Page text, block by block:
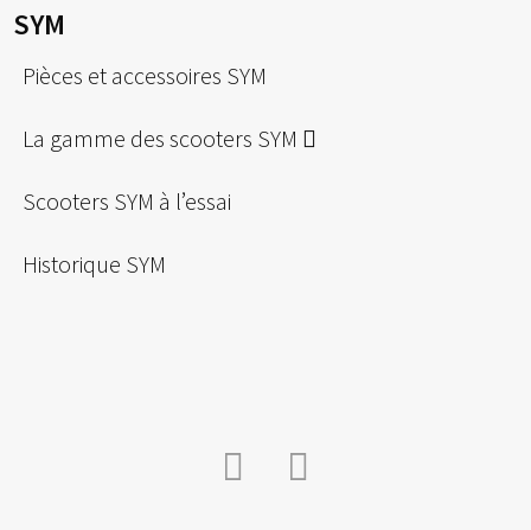
SYM
Pièces et accessoires SYM
La gamme des scooters SYM
Scooters SYM à l’essai
Historique SYM